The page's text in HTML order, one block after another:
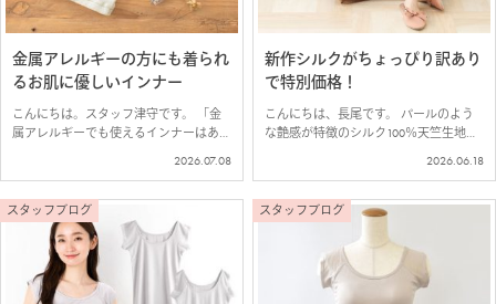
金属アレルギーの方にも着られ
るお肌に優しいインナー
こんにちは。スタッフ津守です。 「金
属アレルギーでも使えるインナーはあり
紹介。 お客様からのご要望で復活！コ
2026.07.08
新作シルクがちょっぴり訳あり
で特別価格！
こんにちは、長尾です。 パールのよう
な艶感が特徴のシルク100％天竺生地で
薄手で伸縮性があり、上品な艶感と、…
2026.06.18
スタッフブログ スタッフブログ